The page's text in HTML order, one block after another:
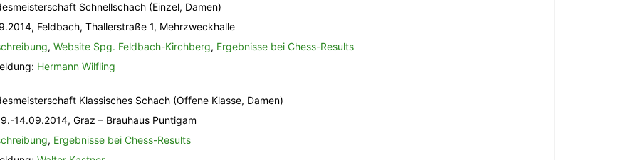
Schnellschach (Einzel, Damen)
Feldbach, Thallerstraße 1, Mehrzweckhalle
, Website Spg. Feldbach-Kirchberg, Ergebnisse bei Chess-Results
Hermann Wilfling
Klassisches Schach (Offene Klasse, Damen)
14.09.2014, Graz – Brauhaus Puntigam
, Ergebnisse bei Chess-Results